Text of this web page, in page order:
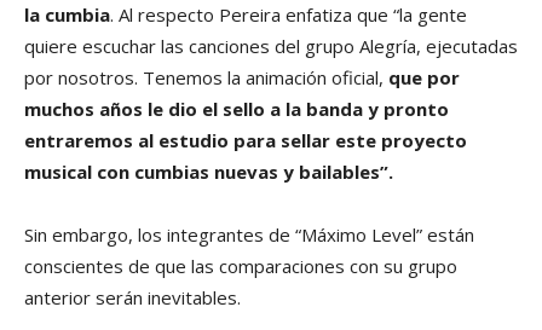
la cumbia. Al respecto Pereira enfatiza que “la gente
quiere escuchar las canciones del grupo Alegría, ejecutadas
por nosotros. Tenemos la animación oficial, que por
muchos años le dio el sello a la banda y pronto
entraremos al estudio para sellar este proyecto
musical con cumbias nuevas y bailables”.
Sin embargo, los integrantes de “Máximo Level” están
conscientes de que las comparaciones con su grupo
anterior serán inevitables.